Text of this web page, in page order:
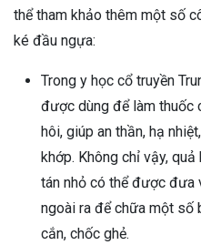
thể tham khảo thêm một số
ké đầu ngựa:
Trong y học cổ truyền
được dùng để làm thuốc
hôi, giúp an thần, hạ
khớp. Không chỉ vậy,
tán nhỏ có thể được đưa
ngoài ra để chữa một số
cắn, chốc ghẻ.